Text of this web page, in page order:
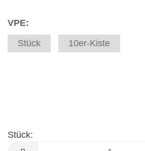
VPE:
Stück
10er-Kiste
Stück:
Stück